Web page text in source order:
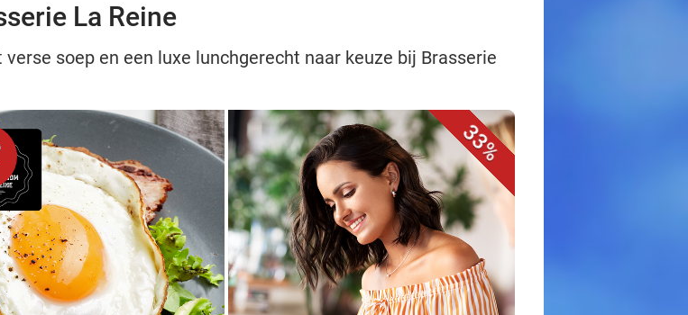
La Reine
soep en een luxe lunchgerecht naar keuze bij Brasserie
33%